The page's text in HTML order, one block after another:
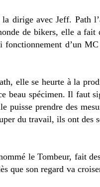
dirige avec Jeff. Path
de bikers, elle a fait
fonctionnement d’un
elle se heurte à la
beau spécimen. Il faut
prendre des
du travail, ils ont des
le Tombeur, fait
que son regard va